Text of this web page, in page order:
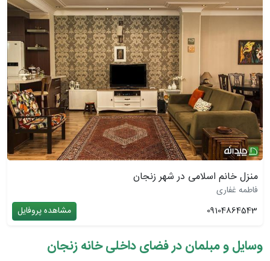
منزل خانم اسلامی در شهر زنجان
فاطمه غفاری
09104864543
مشاهده پروفایل
وسایل و مبلمان در فضای داخلی خانه زنجان